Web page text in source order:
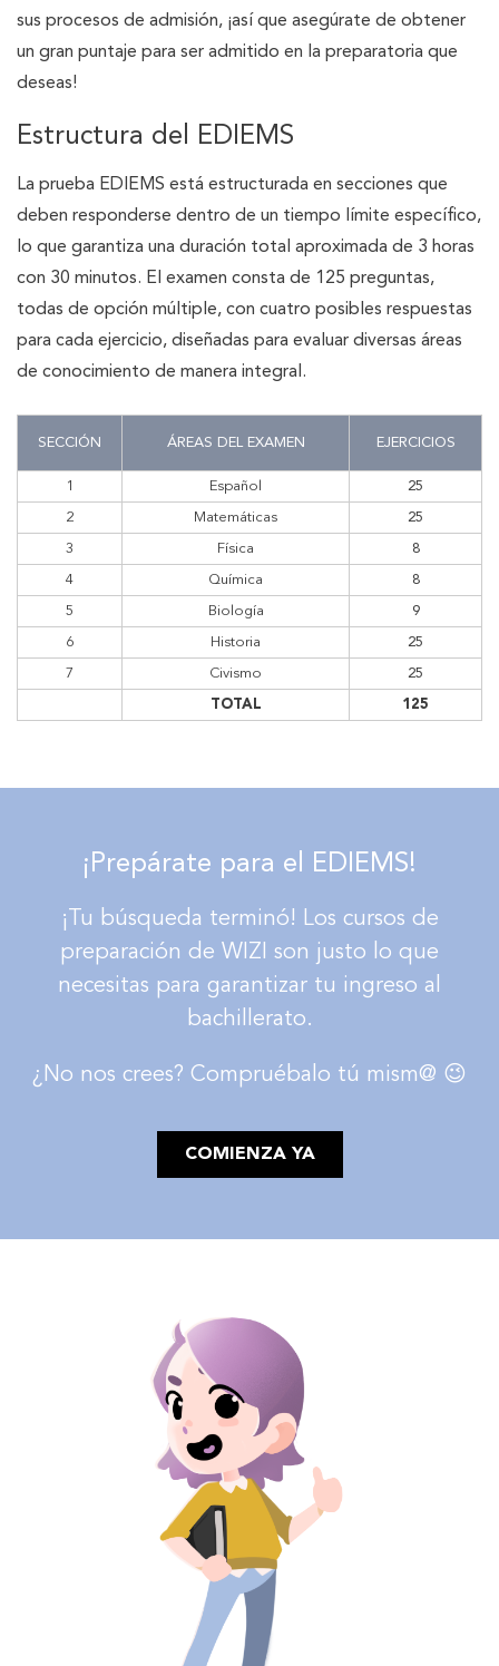
sus procesos de admisión, ¡así que asegúrate de obtener
un gran puntaje para ser admitido en la preparatoria que
deseas!
Estructura del EDIEMS
La prueba EDIEMS está estructurada en secciones que
deben responderse dentro de un tiempo límite específico,
lo que garantiza una duración total aproximada de 3 horas
con 30 minutos. El examen consta de 125 preguntas,
todas de opción múltiple, con cuatro posibles respuestas
para cada ejercicio, diseñadas para evaluar diversas áreas
de conocimiento de manera integral.
SECCIÓN ÁREAS DEL EXAMEN EJERCICIOS
1 Español 25
2 Matemáticas 25
3 Física 8
4 Química 8
5 Biología 9
6 Historia 25
7 Civismo 25
TOTAL 125
¡Prepárate para el EDIEMS!
¡Tu búsqueda terminó! Los cursos de
preparación de WIZI son justo lo que
necesitas para garantizar tu ingreso al
bachillerato.
¿No nos crees? Compruébalo tú mism@ 😉
COMIENZA YA